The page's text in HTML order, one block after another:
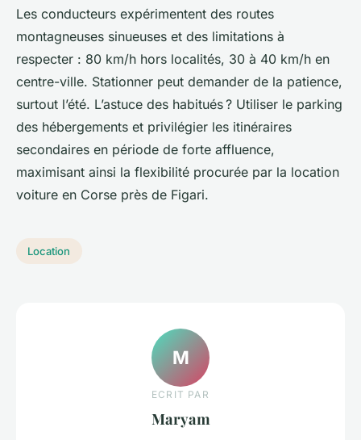
Les conducteurs expérimentent des routes
montagneuses sinueuses et des limitations à
respecter : 80 km/h hors localités, 30 à 40 km/h en
centre-ville. Stationner peut demander de la patience,
surtout l’été. L’astuce des habitués ? Utiliser le parking
des hébergements et privilégier les itinéraires
secondaires en période de forte affluence,
maximisant ainsi la flexibilité procurée par la location
voiture en Corse près de Figari.
Location
M
ECRIT PAR
Maryam